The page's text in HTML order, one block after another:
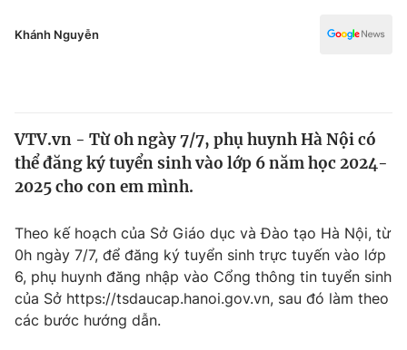
Thế giới
Thế giới đó đây
Câu chuyện quốc tế
Kinh tế
Tài chính
Thị trường
Dữ liệu và đời sống
Y tế
Khánh Nguyễn
VTV.vn - Từ 0h ngày 7/7, phụ huynh Hà Nội có
thể đăng ký tuyển sinh vào lớp 6 năm học 2024-
2025 cho con em mình.
Theo kế hoạch của Sở Giáo dục và Đào tạo Hà Nội, từ
0h ngày 7/7, để đăng ký tuyển sinh trực tuyến vào lớp
6, phụ huynh đăng nhập vào Cổng thông tin tuyển sinh
của Sở https://tsdaucap.hanoi.gov.vn, sau đó làm theo
các bước hướng dẫn.